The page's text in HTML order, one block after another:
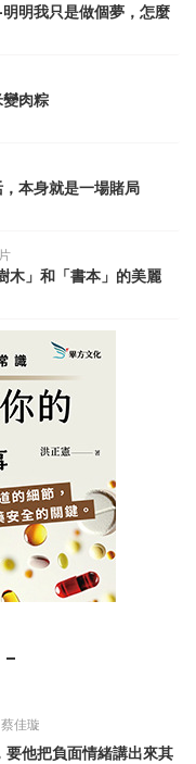
明我只是做個夢，怎麼
變肉粽
，本身就是一場賭局
木」和「書本」的美麗
蔡佳璇
要他把負面情緒講出來其